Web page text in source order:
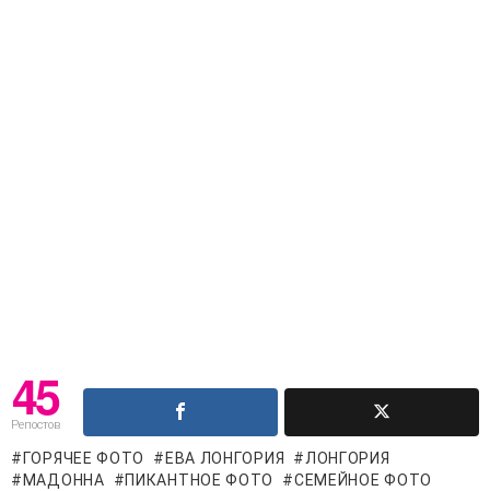
45
Репостов
ГОРЯЧЕЕ ФОТО ЕВА ЛОНГОРИЯ
ЛОНГОРИЯ
МАДОННА
ПИКАНТНОЕ ФОТО
СЕМЕЙНОЕ ФОТО